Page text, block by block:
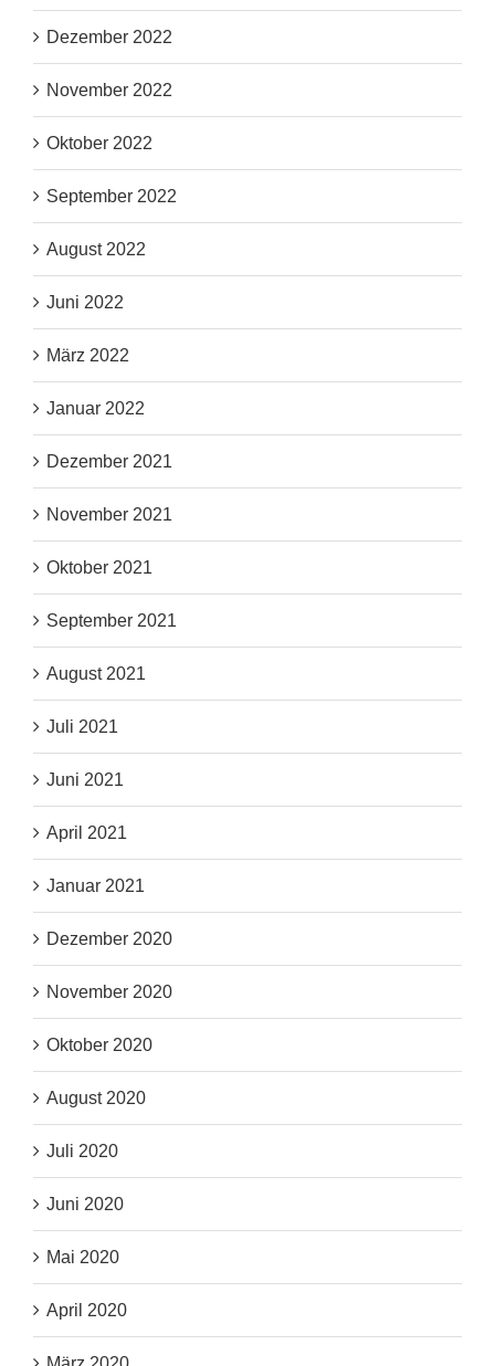
Dezember 2022
November 2022
Oktober 2022
September 2022
August 2022
Juni 2022
März 2022
Januar 2022
Dezember 2021
November 2021
Oktober 2021
September 2021
August 2021
Juli 2021
Juni 2021
April 2021
Januar 2021
Dezember 2020
November 2020
Oktober 2020
August 2020
Juli 2020
Juni 2020
Mai 2020
April 2020